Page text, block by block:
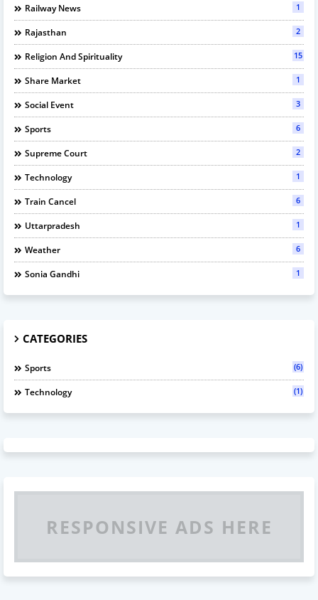
Railway News 1
Rajasthan 2
Religion And Spirituality 15
Share Market 1
Social Event 3
Sports 6
Supreme Court 2
Technology 1
Train Cancel 6
Uttarpradesh 1
Weather 6
Sonia Gandhi 1
CATEGORIES
Sports (6)
Technology (1)
RESPONSIVE ADS HERE